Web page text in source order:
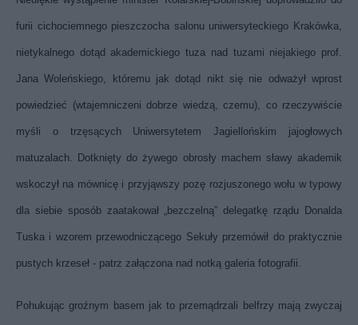
furii cichociemnego pieszczocha salonu uniwersyteckiego Krakówka,
nietykalnego dotąd akademickiego tuza nad tuzami niejakiego prof.
Jana Woleńskiego, któremu jak dotąd nikt się nie odważył wprost
powiedzieć (wtajemniczeni dobrze wiedzą, czemu), co rzeczywiście
myśli o trzęsących Uniwersytetem Jagiellońskim jajogłowych
matuzalach. Dotknięty do żywego obrosły machem sławy akademik
wskoczył na mównicę i przyjąwszy pozę rozjuszonego wołu w typowy
dla siebie sposób zaatakował „bezczelną” delegatkę rządu Donalda
Tuska i wzorem przewodniczącego Sekuły przemówił do praktycznie
pustych krzeseł - patrz załączona nad notką galeria fotografii.
Pohukując groźnym basem jak to przemądrzali belfrzy mają zwyczaj